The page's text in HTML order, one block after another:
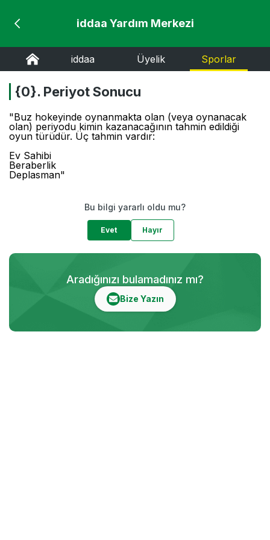
iddaa Yardım Merkezi
iddaa Üyelik Sporlar
{0}. Periyot Sonucu
"Buz hokeyinde oynanmakta olan (veya oynanacak
olan) periyodu kimin kazanacağının tahmin edildiği
oyun türüdür. Üç tahmin vardır:
Ev Sahibi
Beraberlik
Deplasman"
Bu bilgi yararlı oldu mu?
Evet Hayır
Aradığınızı bulamadınız mı?
Bize Yazın